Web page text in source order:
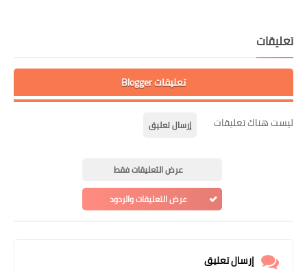
تعليقات
تعليقات Blogger
ليست هناك تعليقات إرسال تعليق
عرض التعليقات فقط
عرض التعليقات والردود
إرسال تعليق